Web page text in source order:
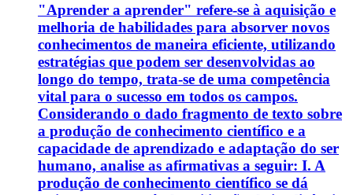
"Aprender a aprender" refere-se à aquisição e
melhoria de habilidades para absorver novos
conhecimentos de maneira eficiente, utilizando
estratégias que podem ser desenvolvidas ao
longo do tempo, trata-se de uma competência
vital para o sucesso em todos os campos.
Considerando o dado fragmento de texto sobre
a produção de conhecimento científico e a
capacidade de aprendizado e adaptação do ser
humano, analise as afirmativas a seguir: I. A
produção de conhecimento científico se dá